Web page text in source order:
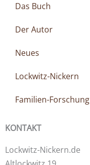
Das Buch
Der Autor
Neues
Lockwitz-Nickern
Familien-Forschung
KONTAKT
Lockwitz-Nickern.de